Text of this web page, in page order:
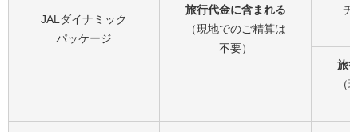
JALダイナミック
パッケージ
旅行代金に含まれる
（現地でのご精算は
不要）
チ
旅
（